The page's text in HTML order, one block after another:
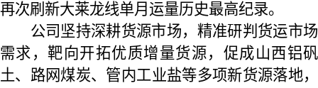
再次刷新大莱龙线单月运量历史最高纪录。
公司坚持深耕货源市场，精准研判货运市场
需求，靶向开拓优质增量货源，促成山西铝矾
土、路网煤炭、管内工业盐等多项新货源落地，